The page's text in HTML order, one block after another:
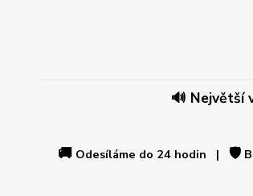
🔊 Největší
🚚 Odesíláme do 24 hodin | 🛡️